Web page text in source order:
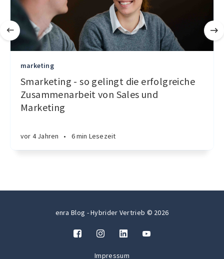
marketing
Smarketing - so gelingt die erfolgreiche
Zusammenarbeit von Sales und
Marketing
vor 4 Jahren • 6 min Lesezeit
enra Blog - Hybrider Vertrieb © 2026
Impressum